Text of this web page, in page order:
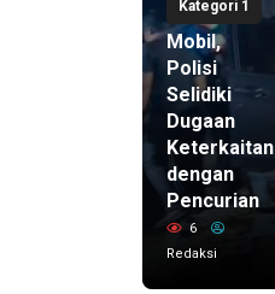
Kategori 1
di Dalam
Mobil,
Polisi
Selidiki
Dugaan
Keterkaitan
dengan
Pencurian
6
Redaksi